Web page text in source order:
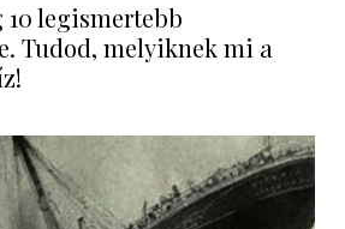
10 legismertebb
Tudod, melyiknek mi a